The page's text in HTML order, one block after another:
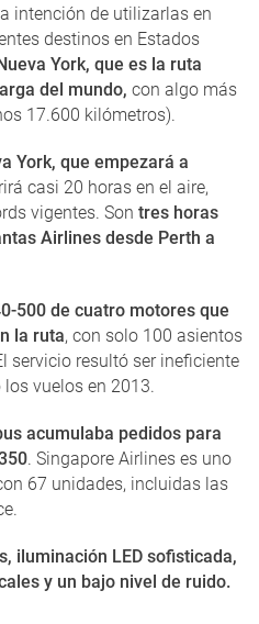
intención de utilizarlas en
destinos en Estados
York, que es la ruta
del mundo, con algo más
17.600 kilómetros).
York, que empezará a
casi 20 horas en el aire,
vigentes. Son tres horas
Airlines desde Perth a
500 de cuatro motores que
la ruta, con solo 100 asientos
servicio resultó ser ineficiente
vuelos en 2013.
acumulaba pedidos para
. Singapore Airlines es uno
67 unidades, incluidas las
iluminación LED sofisticada,
y un bajo nivel de ruido.